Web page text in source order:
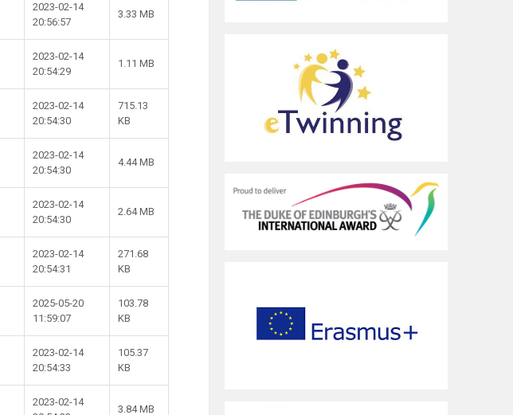
2023-02-14
20:56:57
3.33 MB
2023-02-14
20:54:29
1.11 MB
2023-02-14
20:54:30
715.13
KB
2023-02-14
20:54:30
4.44 MB
2023-02-14
20:54:30
2.64 MB
2023-02-14
20:54:31
271.68
KB
2025-05-20
11:59:07
103.78
KB
2023-02-14
20:54:33
105.37
KB
2023-02-14
3.84 MB